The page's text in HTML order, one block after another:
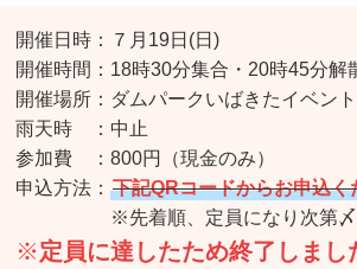
開催日時：７月19日(日)
開催時間：18時30分集合・20時45分解
開催場所：ダムパークいばきたイベン
雨天時 ：中止
参加費 ：800円（現金のみ）
申込方法： 下記QRコードからお申込く
※先着順、定員になり次第〆切
※定員に達したため終了しまし